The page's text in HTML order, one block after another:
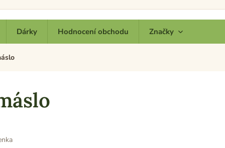
Dárky Hodnocení obchodu Značky